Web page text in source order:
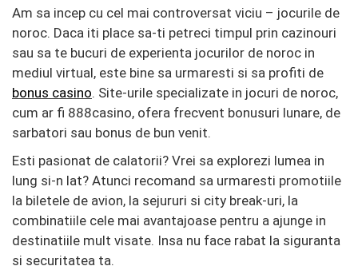
Am sa incep cu cel mai controversat viciu – jocurile de
noroc. Daca iti place sa-ti petreci timpul prin cazinouri
sau sa te bucuri de experienta jocurilor de noroc in
mediul virtual, este bine sa urmaresti si sa profiti de
bonus casino. Site-urile specializate in jocuri de noroc,
cum ar fi 888casino, ofera frecvent bonusuri lunare, de
sarbatori sau bonus de bun venit.
Esti pasionat de calatorii? Vrei sa explorezi lumea in
lung si-n lat? Atunci recomand sa urmaresti promotiile
la biletele de avion, la sejururi si city break-uri, la
combinatiile cele mai avantajoase pentru a ajunge in
destinatiile mult visate. Insa nu face rabat la siguranta
si securitatea ta.